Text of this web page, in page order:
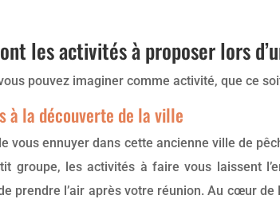
les activités à proposer lors
pouvez imaginer comme activité, que ce
à la découverte de la ville
vous ennuyer dans cette ancienne ville de
groupe, les activités à faire vous laissent
prendre l’air après votre réunion. Au cœur